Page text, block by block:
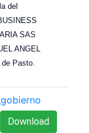
del
SAS
ANGEL
Pasto.
Download